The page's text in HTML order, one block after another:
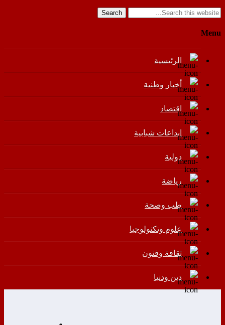
Search
Menu
الرئيسية
أخبار وطنية
اقتصاد
إبداعات شبابية
دولية
رياضة
طب وصحة
علوم وتكنولوجيا
ثقافة وفنون
دين ودنيا